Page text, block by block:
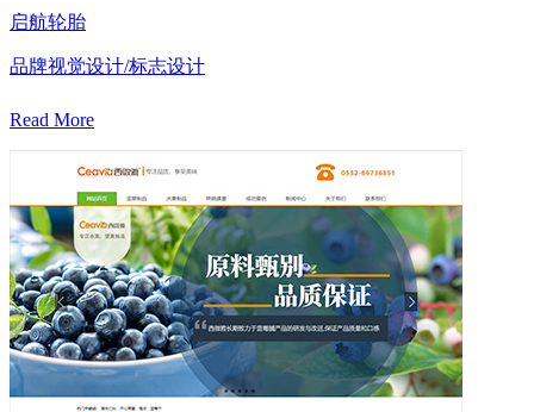
启航轮胎
品牌视觉设计/标志设计
Read More